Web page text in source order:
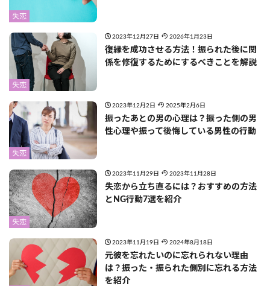
失恋
失恋
2023年12月27日 2026年1月23日
復縁を成功させる方法！振られた後に関
係を修復するためにするべきことを解説
失恋
2023年12月2日 2025年2月6日
振ったあとの男の心理は？振った側の男
性心理や振って後悔している男性の行動
失恋
2023年11月29日 2023年11月28日
失恋から立ち直るには？おすすめの方法
とNG行動7選を紹介
2023年11月19日 2024年8月18日
元彼を忘れたいのに忘れられない理由
は？振った・振られた側別に忘れる方法
を紹介